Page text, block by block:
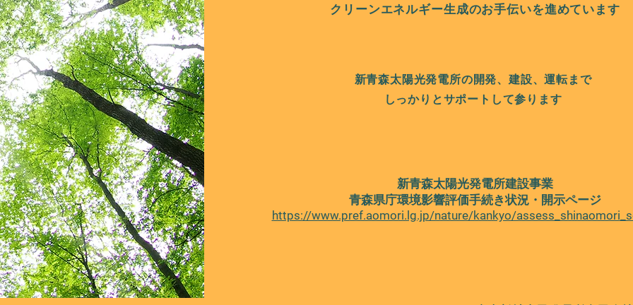
クリーンエネルギー生成のお手伝いを進めています
新青森太陽光発電所の開発、建設、運転まで
​しっかりとサポートして参ります
新青森太陽光発電所建設事業
青森県庁環境影響評価手続き状況・開示ページ
https://www.pref.aomori.lg.jp/nature/kankyo/